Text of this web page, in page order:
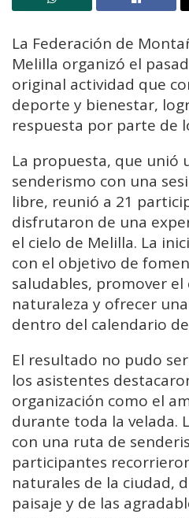
La Federación de
Melilla organizó el
original actividad que
deporte y bienestar,
respuesta por parte de
La propuesta, que unió
senderismo con una
libre, reunió a 21
disfrutaron de una
el cielo de Melilla. La
con el objetivo de
saludables, promover
naturaleza y ofrecer
dentro del calendario
El resultado no pudo
los asistentes
organización como el
durante toda la velada.
con una ruta de
participantes
naturales de la ciudad,
paisaje y de las